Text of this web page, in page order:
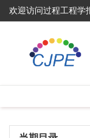
欢迎访问过程工程学